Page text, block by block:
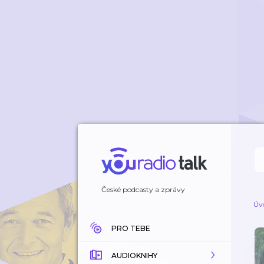
České podcasty a zprávy
PRO TEBE
AUDIOKNIHY